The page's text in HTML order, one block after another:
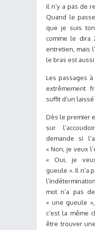
il n’y a pas de
Quand le
que je suis
comme le dira
entretien, mais
le bras est
Les passages
extrêmement
suffit d’un
Dès le premier
sur
demande si
« Non, je veux
« Oui, je
gueule ». Il n’a
mot n’a pas
« une gueule
c’est la même
être trouver